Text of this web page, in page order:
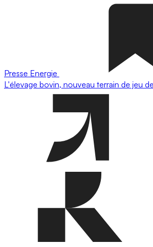
Presse Energie
L'élevage bovin, nouveau terrain de jeu